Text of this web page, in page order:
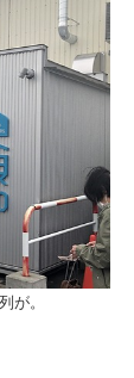
が。